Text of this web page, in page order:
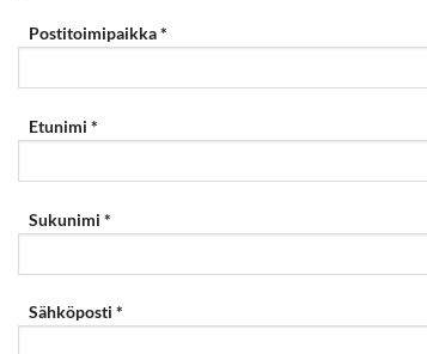
Postitoimipaikka *
Etunimi *
Sukunimi *
Sähköposti *